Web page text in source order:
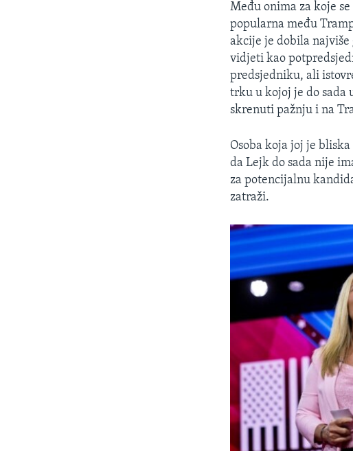
Među onima za koje
popularna među
akcije je dobila
vidjeti kao
predsjedniku, ali
trku u kojoj je do sada
skrenuti pažnju i na
Osoba koja joj je
da Lejk do sada nije
za potencijalnu
zatraži.